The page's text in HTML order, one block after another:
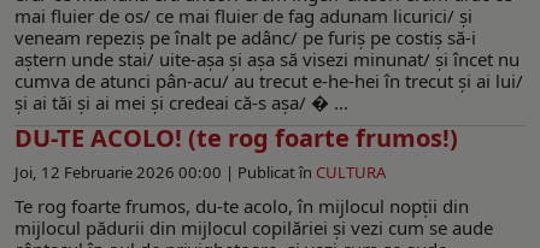
mai fluier de os/ ce mai fluier de fag adunam licurici/ şi
veneam repeziş pe înalt pe adânc/ pe furiş pe costiş să-i
aştern unde stai/ uite-aşa şi aşa să visezi minunat/ şi încet nu
cumva de atunci pân-acu/ au trecut e-he-hei în trecut şi ai lui/
şi ai tăi şi ai mei şi credeai că-s aşa/ � ...
DU-TE ACOLO! (te rog foarte frumos!)
Joi, 12 Februarie 2026 00:00 | Publicat în CULTURA
Te rog foarte frumos, du-te acolo, în mijlocul nopţii din
mijlocul pădurii din mijlocul copilăriei şi vezi cum se aude